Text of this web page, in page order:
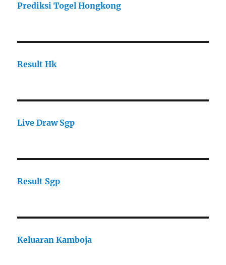
Prediksi Togel Hongkong
Result Hk
Live Draw Sgp
Result Sgp
Keluaran Kamboja